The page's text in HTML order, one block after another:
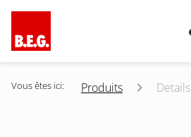
Vous êtes ici: Produits Details